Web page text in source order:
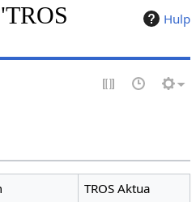
Hulp
TROS Aktua